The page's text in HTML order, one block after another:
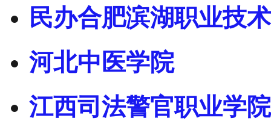
民办合肥滨湖职业技
河北中医学院
江西司法警官职业学院